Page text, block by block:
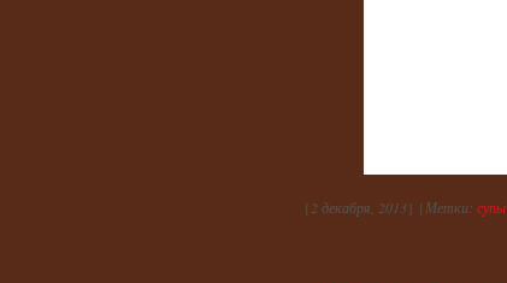
{2 декабря, 2013} {Метки: супы